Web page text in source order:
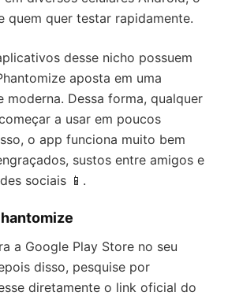
quem quer testar rapidamente.
desse nicho possuem
aposta em uma
moderna. Dessa forma, qualquer
a usar em poucos
o app funciona muito bem
sustos entre amigos e
sociais 📱.
a Google Play Store no seu
disso, pesquise por
diretamente o link oficial do